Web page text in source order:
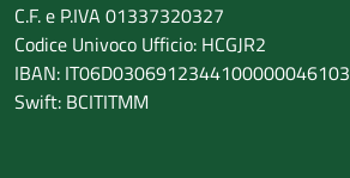
C.F. e P.IVA 01337320327
Codice Univoco Ufficio: HCGJR2
IBAN: IT06D0306912344100000046103
Swift: BCITITMM